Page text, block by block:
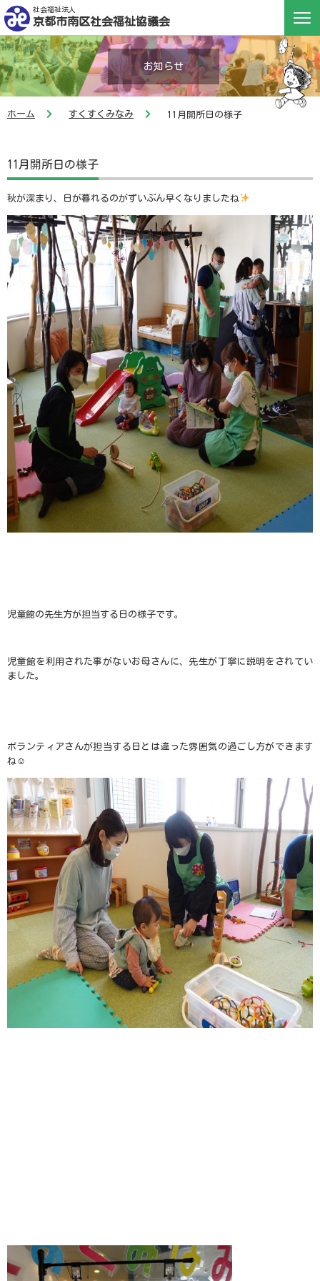
社会福祉法人
京都市南区社会福祉協議会
お知らせ
ホーム すくすくみなみ 11月開所日の様子
11月開所日の様子
秋が深まり、日が暮れるのがずいぶん早くなりましたね
児童館の先生方が担当する日の様子です。
児童館を利用された事がないお母さんに、先生が丁寧に説明をされてい
ました。
ボランティアさんが担当する日とは違った雰囲気の過ごし方ができます
ね☺